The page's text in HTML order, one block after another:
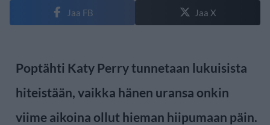
Jaa FB Jaa X
Poptähti Katy Perry tunnetaan lukuisista
hiteistään, vaikka hänen uransa onkin
viime aikoina ollut hieman hiipumaan päin.